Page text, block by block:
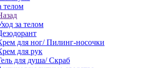
телом
за телом
для ног/ Пилинг-носочки
для рук
для душа/ Скраб